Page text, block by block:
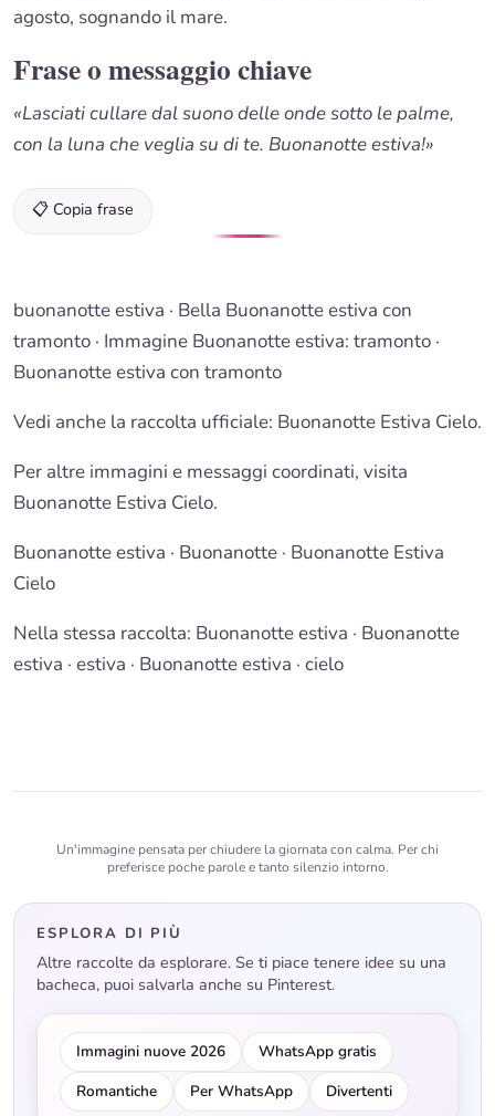
agosto, sognando il mare.
Frase o messaggio chiave
«Lasciati cullare dal suono delle onde sotto le palme,
con la luna che veglia su di te. Buonanotte estiva!»
📋 Copia frase
buonanotte estiva · Bella Buonanotte estiva con
tramonto · Immagine Buonanotte estiva: tramonto ·
Buonanotteestiva con tramonto
Vedi anche la raccolta ufficiale: Buonanotte Estiva Cielo.
Per altre immagini e messaggi coordinati, visita
Buonanotte Estiva Cielo.
Buonanotte estiva · Buonanotte · Buonanotte Estiva
Cielo
Nella stessa raccolta: Buonanotte estiva · Buonanotte
estiva · estiva · Buonanotte estiva · cielo
Un'immagine pensata per chiudere la giornata con calma. Per chi
preferisce poche parole e tanto silenzio intorno.
ESPLORA DI PIÙ
Altre raccolte da esplorare. Se ti piace tenere idee su una
bacheca, puoi salvarla anche su Pinterest.
Immagini nuove 2026
WhatsApp gratis
Romantiche
Per WhatsApp Divertenti